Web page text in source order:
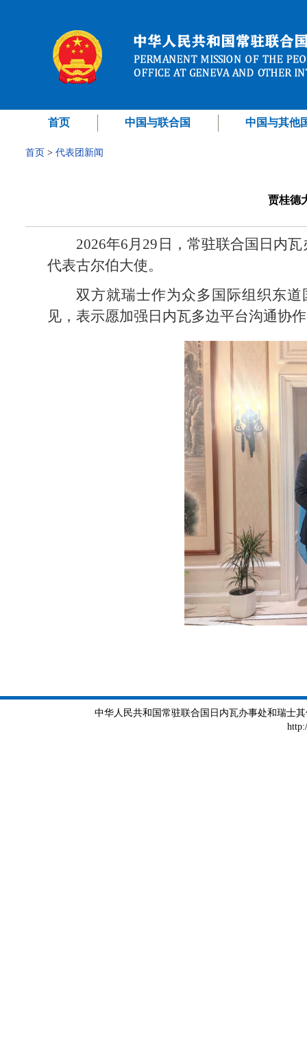
首页 中国与联合国 中国与其他
首页 > 代表团新闻
贾桂德
2026年6月29日，常驻联合国日内
代表古尔伯大使。
双方就瑞士作为众多国际组织东
见，表示愿加强日内瓦多边平台沟通协
中华人民共和国常驻联合国日内瓦办事处和瑞士